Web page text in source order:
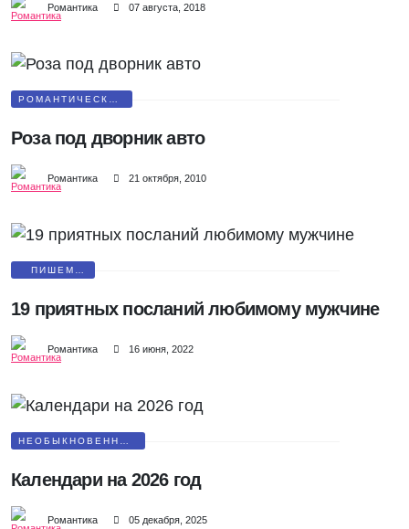
Романтика 07 августа, 2018
РОМАНТИЧЕСКАЯ
Роза под дворник авто
Романтика 21 октября, 2010
ПИШЕМ
19 приятных посланий любимому мужчине
Романтика 16 июня, 2022
НЕОБЫКНОВЕННЫЕ
Календари на 2026 год
Романтика 05 декабря, 2025